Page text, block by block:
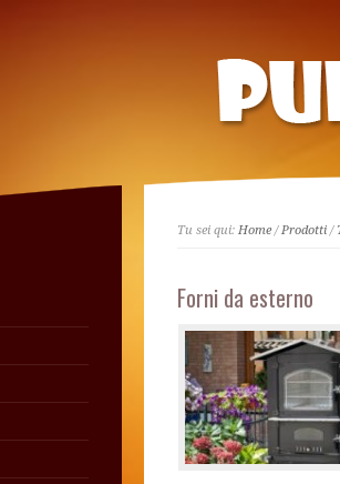
Tu sei qui: Home/Prodotti/
Forni da esterno